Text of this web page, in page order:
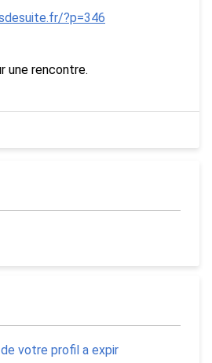
?p=346
une rencontre.
votre profil a expir